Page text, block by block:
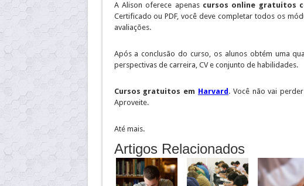
A Alison oferece apenas cursos online gratuitos
Certificado ou PDF, você deve completar todos os
avaliações.
Após a conclusão do curso, os alunos obtém uma
perspectivas de carreira, CV e conjunto de habilidades.
Cursos gratuitos em Harvard . Você não vai
Aproveite.
Até mais.
Artigos Relacionados